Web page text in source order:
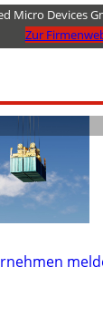
Micro Devices
Zur